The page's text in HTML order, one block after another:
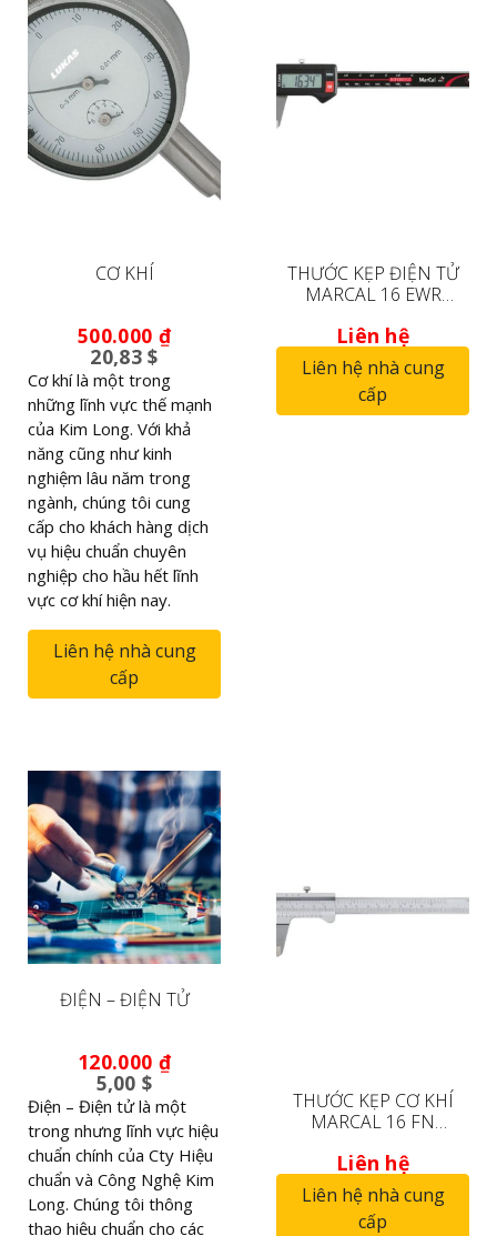
CƠ KHÍ
500.000 ₫
20,83 $
Cơ khí là một trong
những lĩnh vực thế mạnh
của Kim Long. Với khả
năng cũng như kinh
nghiệm lâu năm trong
ngành, chúng tôi cung
cấp cho khách hàng dịch
vụ hiệu chuẩn chuyên
nghiệp cho hầu hết lĩnh
vực cơ khí hiện nay.
Liên hệ nhà cung
cấp
THƯỚC KẸP ĐIỆN TỬ
MARCAL 16 EWR
Liên hệ
Liên hệ nhà cung
cấp
ĐIỆN – ĐIỆN TỬ
120.000 ₫
5,00 $
Điện – Điện tử là một
trong nhưng lĩnh vực hiệu
chuẩn chính của Cty Hiệu
chuẩn và Công Nghệ Kim
Long. Chúng tôi thông
thạo hiệu chuẩn cho các
THƯỚC KẸP CƠ KHÍ
MARCAL 16 FN
Liên hệ
Liên hệ nhà cung
cấp